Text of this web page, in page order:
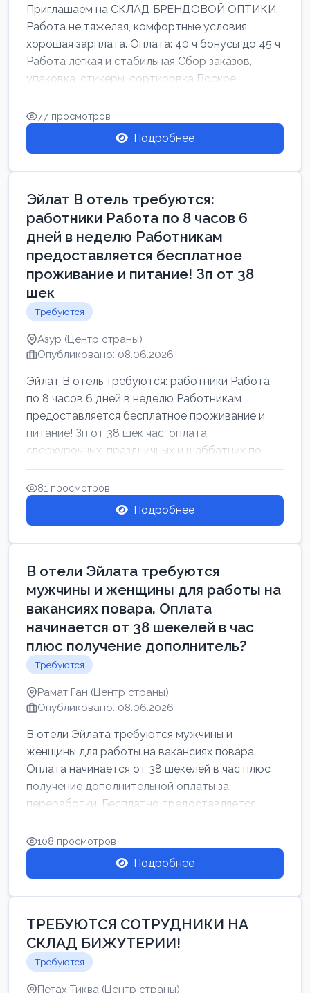
Приглашаем на СКЛАД БРЕНДОВОЙ ОПТИКИ.
Работа не тяжелая, комфортные условия,
хорошая зарплата. Оплата: 40 ч бонусы до 45 ч
Работа лёгкая и стабильная Сбор заказов,
упаковка, стикеры, сортировка Воскре...
77 просмотров
Подробнее
Эйлат В отель требуются:
работники Работа по 8 часов 6
дней в неделю Работникам
предоставляется бесплатное
проживание и питание! Зп от 38
шек
Требуются
Азур (Центр страны)
Опубликовано: 08.06.2026
Эйлат В отель требуются: работники Работа
по 8 часов 6 дней в неделю Работникам
предоставляется бесплатное проживание и
питание! Зп от 38 шек час, оплата
сверхурочных, праздничных и шаббатних по
закон...
81 просмотров
Подробнее
В отели Эйлата требуются
мужчины и женщины для работы на
вакансиях повара. Оплата
начинается от 38 шекелей в час
плюс получение дополнитель?
Требуются
Рамат Ган (Центр страны)
Опубликовано: 08.06.2026
В отели Эйлата требуются мужчины и
женщины для работы на вакансиях повара.
Оплата начинается от 38 шекелей в час плюс
получение дополнительной оплаты за
переработки. Бесплатно предоставляется
проживан...
108 просмотров
Подробнее
ТРЕБУЮТСЯ СОТРУДНИКИ НА
СКЛАД БИЖУТЕРИИ!
Требуются
Петах Тиква (Центр страны)